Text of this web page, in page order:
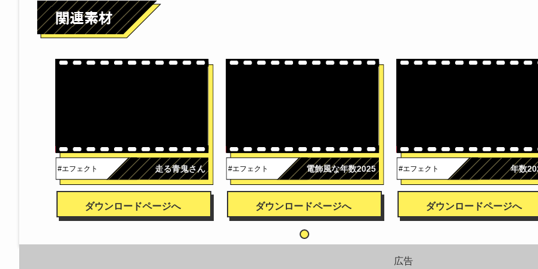
#エフェクト 走る青鬼さん
ダウンロードページへ
#エフェクト 電飾風な年数2025
ダウンロードページへ
#エフェクト 年数
ダウンロードページへ
広告